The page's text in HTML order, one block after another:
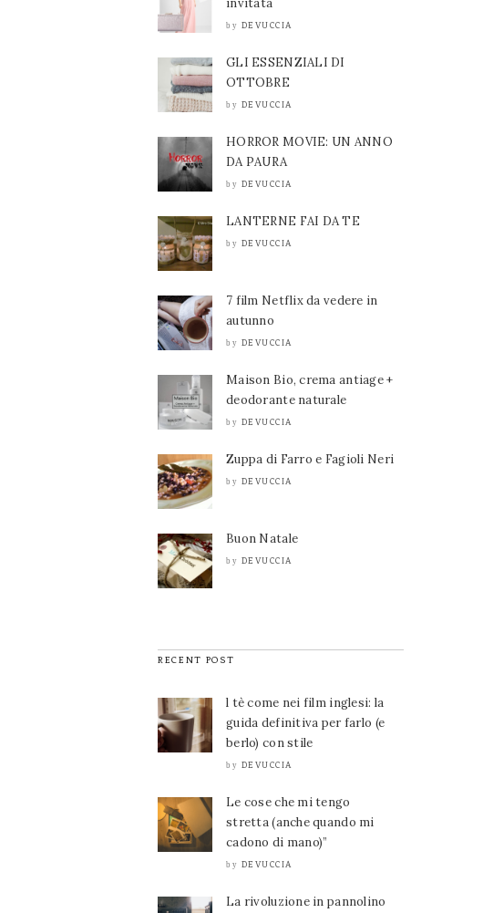
invitata
by DEVUCCIA
GLI ESSENZIALI DI
OTTOBRE
by DEVUCCIA
HORROR MOVIE: UN ANNO
DA PAURA
by DEVUCCIA
LANTERNE FAI DA TE
by DEVUCCIA
7 film Netflix da vedere in
autunno
by DEVUCCIA
Maison Bio, crema antiage +
deodorante naturale
by DEVUCCIA
Zuppa di Farro e Fagioli Neri
by DEVUCCIA
Buon Natale
by DEVUCCIA
RECENT POST
l tè come nei film inglesi: la
guida definitiva per farlo (e
berlo) con stile
by DEVUCCIA
Le cose che mi tengo
stretta (anche quando mi
cadono di mano)”
by DEVUCCIA
La rivoluzione in pannolino